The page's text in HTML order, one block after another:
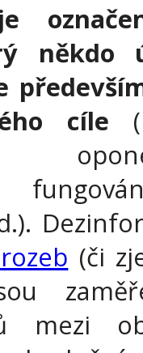
někdo
cíle
(či
mezi